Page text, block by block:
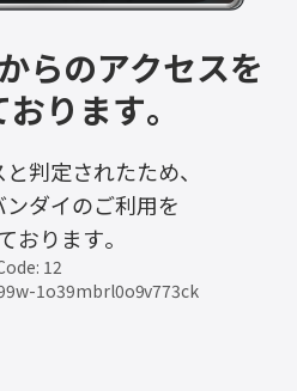
らのアクセスを
ります。
判定されたため、
ダイのご利用を
おります。
12
1o39mbrl0o9v773ck